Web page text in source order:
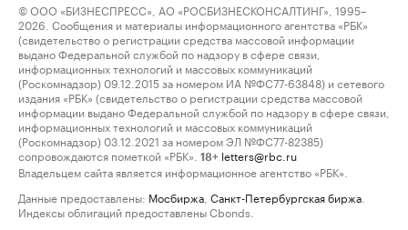
© ООО «БИЗНЕСПРЕСС», АО «РОСБИЗНЕСКОНСАЛТИНГ», 1995–
2026. Сообщения и материалы информационного агентства «РБК»
(свидетельство о регистрации средства массовой информации
выдано Федеральной службой по надзору в сфере связи,
информационных технологий и массовых коммуникаций
(Роскомнадзор) 09.12.2015 за номером ИА №ФС77-63848) и сетевого
издания «РБК» (свидетельство о регистрации средства массовой
информации выдано Федеральной службой по надзору в сфере связи,
информационных технологий и массовых коммуникаций
(Роскомнадзор) 03.12.2021 за номером ЭЛ №ФС77-82385)
сопровождаются пометкой «РБК».
18+ letters@rbc.ru
Владельцем сайта является информационное агентство «РБК».
Данные предоставлены: Мосбиржа Санкт-Петербургская биржа
Индексы облигаций предоставлены Cbonds.